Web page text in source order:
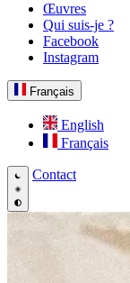
Œuvres
Qui suis-je ?
Facebook
Instagram
Français
English
Français
Contact